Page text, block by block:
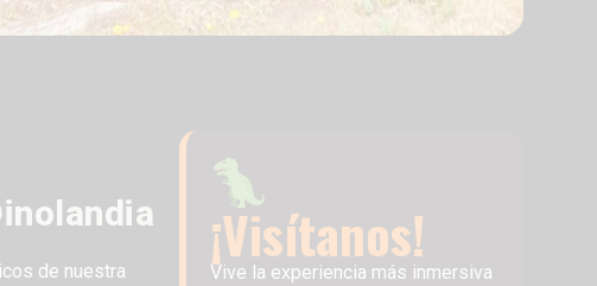
de nuestra
¡Visítanos!
Vive la experiencia más inmersiva